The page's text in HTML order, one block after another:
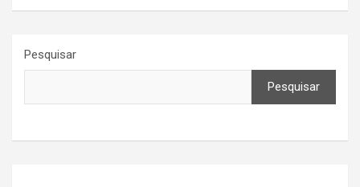
Pesquisar
Pesquisar